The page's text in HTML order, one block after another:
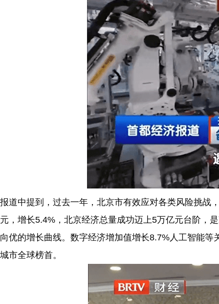
报道中提到，过去一年，北京市有效应对各类风险挑战
元，增长5.4%，北京经济总量成功迈上5万亿元台阶，
向优的增长曲线。数字经济增加值增长8.7%人工智能
城市全球榜首。